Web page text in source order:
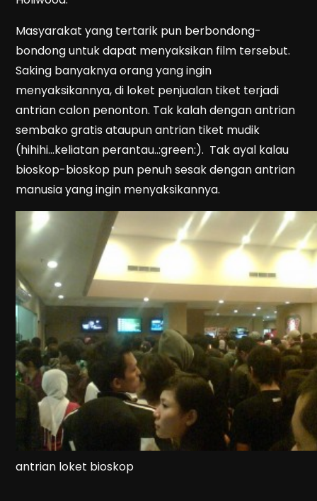
Masyarakat yang tertarik pun berbondong-
bondong untuk dapat menyaksikan film tersebut.
Saking banyaknya orang yang ingin
menyaksikannya, di loket penjualan tiket terjadi
antrian calon penonton. Tak kalah dengan antrian
sembako gratis ataupun antrian tiket mudik
(hihihi…keliatan perantau..:green:). Tak ayal kalau
bioskop-bioskop pun penuh sesak dengan antrian
manusia yang ingin menyaksikannya.
antrian loket bioskop